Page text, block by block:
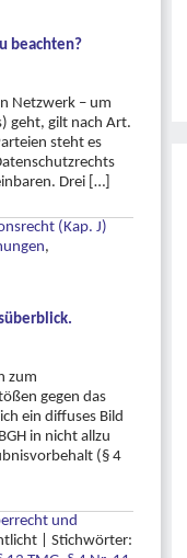
beachten?
Netzwerk – um
geht, gilt nach Art.
steht es
Drei […]
(Kap. J)
,
zum
gegen das
ein diffuses Bild
in nicht allzu
(§ 4
und
Stichwörter: